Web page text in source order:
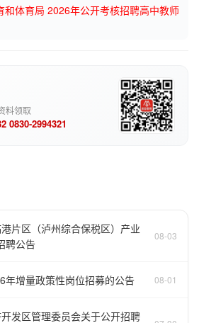
和体育局 2026年公开考核招聘高中教师
料领取
0830-2994321
片区（泸州综合保税区）产业
聘公告
08-03
年增量政策性岗位招募的公告 08-01
发区管理委员会关于公开招聘